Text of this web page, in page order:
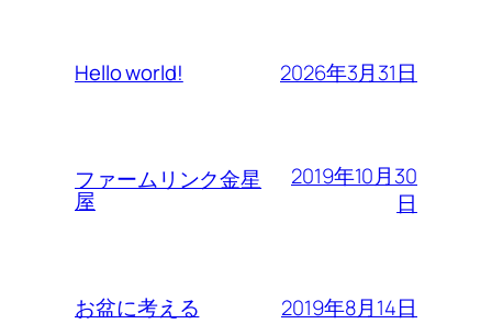
Hello world! 2026年3月31日
ファームリンク金星
屋
2019年10月30
日
お盆に考える 2019年8月14日